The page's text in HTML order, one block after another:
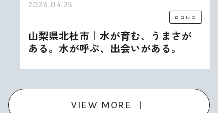
2026.04.25
ロコレコ
山梨県北杜市｜水が育む、うまさが
ある。水が呼ぶ、出会いがある。
VIEW MORE